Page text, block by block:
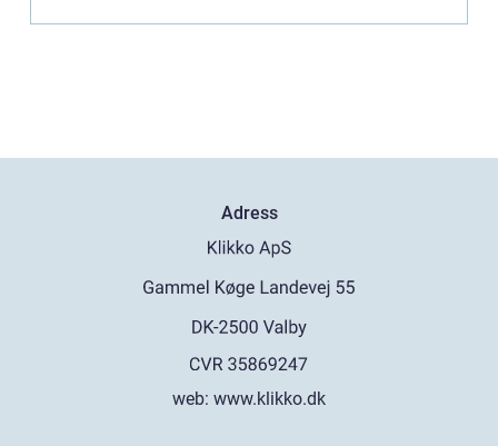
Adress
web: www.klikko.dk